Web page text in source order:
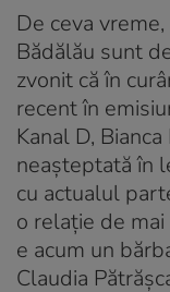
De ceva
Bădălău sunt
zvonit că în
recent în
Kanal D,
neașteptată în
cu actualul
o relație de
e acum un
Claudia